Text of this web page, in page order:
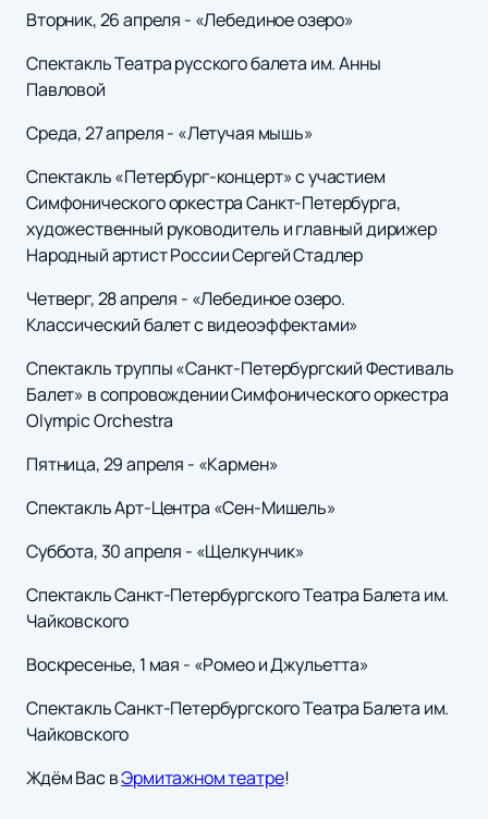
Вторник, 26 апреля - «Лебединое озеро»
Спектакль Театра русского балета им. Анны
Павловой
Среда, 27 апреля - «Летучая мышь»
Спектакль «Петербург-концерт» с участием
Симфонического оркестра Санкт-Петербурга,
художественный руководитель и главный дирижер
Народный артист России Сергей Стадлер
Четверг, 28 апреля - «Лебединое озеро.
Классический балет с видеоэффектами»
Спектакль труппы «Санкт-Петербургский Фестиваль
Балет» в сопровождении Симфонического оркестра
Olympic Orchestra
Пятница, 29 апреля - «Кармен»
Спектакль Арт-Центра «Сен-Мишель»
Суббота, 30 апреля - «Щелкунчик»
Спектакль Санкт-Петербургского Театра Балета им.
Чайковского
Воскресенье, 1 мая - «Ромео и Джульетта»
Спектакль Санкт-Петербургского Театра Балета им.
Чайковского
Ждём Вас вЭрмитажном театре!